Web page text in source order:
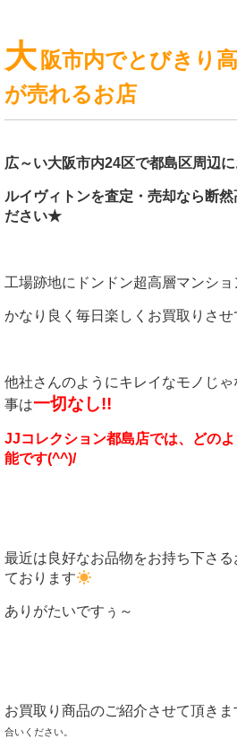
大 阪市内でとびきり
が売れるお店
広～い大阪市内24区で都島区周辺
ルイヴィトンを査定・売却なら断
ださい★
工場跡地にドンドン超高層マンショ
かなり良く毎日楽しくお買取りさせ
他社さんのようにキレイなモノじ
事は一切なし!!
JJコレクション都島店では、どの
能です(^^)/
最近は良好なお品物をお持ち下さ
ております
ありがたいですぅ～
お買取り商品のご紹介させて頂きま
合いください。